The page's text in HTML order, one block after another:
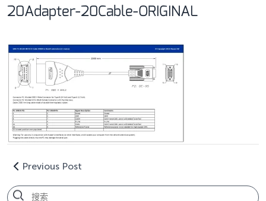
20Adapter-20Cable-ORIGINAL
Previous Post